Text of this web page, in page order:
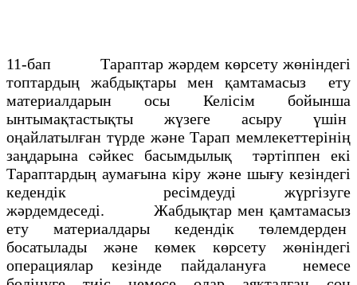
11-бап Тараптар жәрдем көрсету жөніндегі
топтардың жабдықтары мен қамтамасыз ету
материалдарын осы Келісім бойынша
ынтымақтастықты жүзеге асыру үшін
оңайлатылған түрде және Тарап мемлекеттерінің
заңдарына сәйкес басымдылық тәртіппен екі
Тараптардың аумағына кіру және шығу кезіндегі
кедендік ресімдеуді жүргізуге
жәрдемдеседі. Жабдықтар мен қамтамасыз
ету материалдары кедендік төлемдерден
босатылады және көмек көрсету жөніндегі
операциялар кезінде пайдалануға немесе